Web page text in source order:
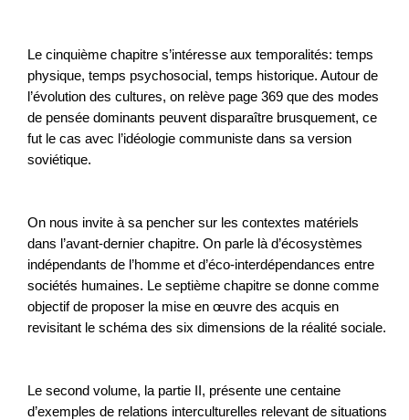
Le cinquième chapitre s’intéresse aux temporalités: temps
physique, temps psychosocial, temps historique. Autour de
l’évolution des cultures, on relève page 369 que des modes
de pensée dominants peuvent disparaître brusquement, ce
fut le cas avec l’idéologie communiste dans sa version
soviétique.
On nous invite à sa pencher sur les contextes matériels
dans l’avant-dernier chapitre. On parle là d’écosystèmes
indépendants de l’homme et d’éco-interdépendances entre
sociétés humaines. Le septième chapitre se donne comme
objectif de proposer la mise en œuvre des acquis en
revisitant le schéma des six dimensions de la réalité sociale.
Le second volume, la partie II, présente une centaine
d’exemples de relations interculturelles relevant de situations